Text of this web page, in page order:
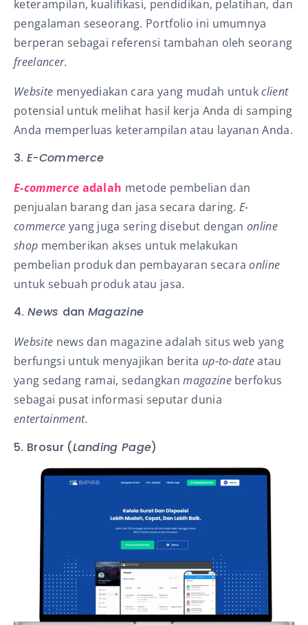
keterampilan, kualifikasi, pendidikan, pelatihan, dan
pengalaman seseorang. Portfolio ini umumnya
berperan sebagai referensi tambahan oleh seorang
freelancer.
Website menyediakan cara yang mudah untukclient
potensial untuk melihat hasil kerja Anda di samping
Anda memperluas keterampilan atau layanan Anda.
3. E-Commerce
E-commerce adalah metode pembelian dan
penjualan barang dan jasa secara daring.E-
commerce yang juga sering disebut denganonline
shop memberikan akses untuk melakukan
pembelian produk dan pembayaran secaraonline
untuk sebuah produk atau jasa.
4. News dan Magazine
Website news dan magazine adalah situs web yang
berfungsi untuk menyajikan berita up-to-dateatau
yang sedang ramai, sedangkanmagazineberfokus
sebagai pusat informasi seputar dunia
entertainment.
5. Brosur (Landing Page)